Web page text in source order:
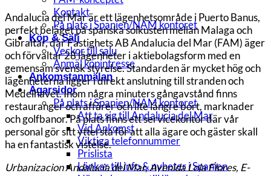
Kontakt
På plats i Spanien/NAM kontoret
Köp & Sälj
Veckor till salu
Anmäl köpintresse
Ankomstanmälan
Ägarsidor
På plats i Spanien/NAM kontoret
Att ta sig till Andalucia del Mar
Vid Ankomst
Viktiga telefonnummer
Prislista
Länkar till info & nyheter i Spanien
Andalucia del Mar är ett lägenhetsområde i Puerto Banus,
perfekt beläget på spanska solkusten mellan Malaga och
Gibraltar, där Fastighets AB Andalucia del Mar (FAM) äger
och förvaltar 28 lägenheter i aktiebolagsform med en
gemensam svensk styrelse. Standarden är mycket hög och
lägenheterna ligger i direkt anslutning till stranden och
Medelhavet. Inom några minuters gångavstånd finns
restauranger och affärer och lite längre bort, marknader
och golfbanor. På plats finns ett servicekontor där vår
personal gör sitt yttersta för att alla ägare och gäster skall
ha en fantastisk vistelse.
Urbanizacion Andalucia del Mar, Avenida Lola Flores, E-